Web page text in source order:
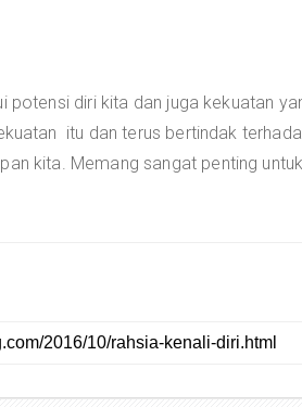
potensi diri kita dan juga kekuatan
itu dan terus bertindak
kita. Memang sangat penting